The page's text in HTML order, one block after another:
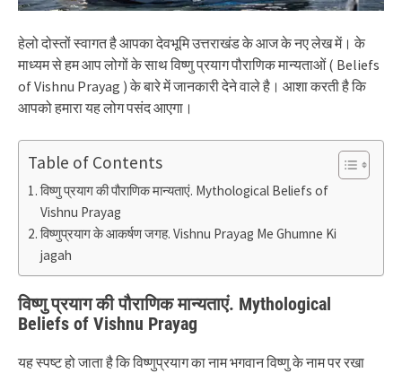
हेलो दोस्तों स्वागत है आपका देवभूमि उत्तराखंड के आज के नए लेख में। के
माध्यम से हम आप लोगों के साथ विष्णु प्रयाग पौराणिक मान्यताओं ( Beliefs
of Vishnu Prayag ) के बारे में जानकारी देने वाले है। आशा करती है कि
आपको हमारा यह लोग पसंद आएगा।
Table of Contents
विष्णु प्रयाग की पौराणिक मान्यताएं. Mythological Beliefs of
Vishnu Prayag
विष्णुप्रयाग के आकर्षण जगह. Vishnu Prayag Me Ghumne Ki
jagah
विष्णु प्रयाग की पौराणिक मान्यताएं. Mythological
Beliefs of Vishnu Prayag
यह स्पष्ट हो जाता है कि विष्णुप्रयाग का नाम भगवान विष्णु के नाम पर रखा